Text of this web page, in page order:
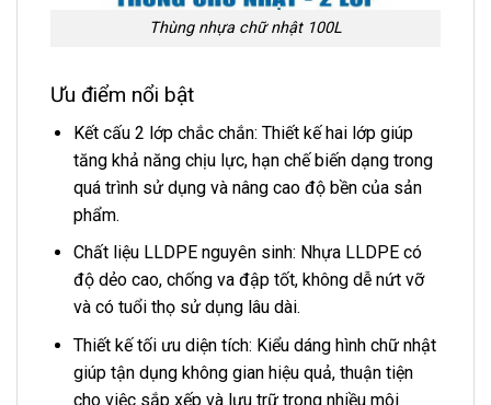
Thùng nhựa chữ nhật 100L
Ưu điểm nổi bật
Kết cấu 2 lớp chắc chắn: Thiết kế hai lớp giúp
tăng khả năng chịu lực, hạn chế biến dạng trong
quá trình sử dụng và nâng cao độ bền của sản
phẩm.
Chất liệu LLDPE nguyên sinh: Nhựa LLDPE có
độ dẻo cao, chống va đập tốt, không dễ nứt vỡ
và có tuổi thọ sử dụng lâu dài.
Thiết kế tối ưu diện tích: Kiểu dáng hình chữ nhật
giúp tận dụng không gian hiệu quả, thuận tiện
cho việc sắp xếp và lưu trữ trong nhiều môi